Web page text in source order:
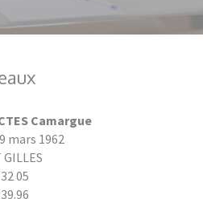
Camargue
mars 1962
05